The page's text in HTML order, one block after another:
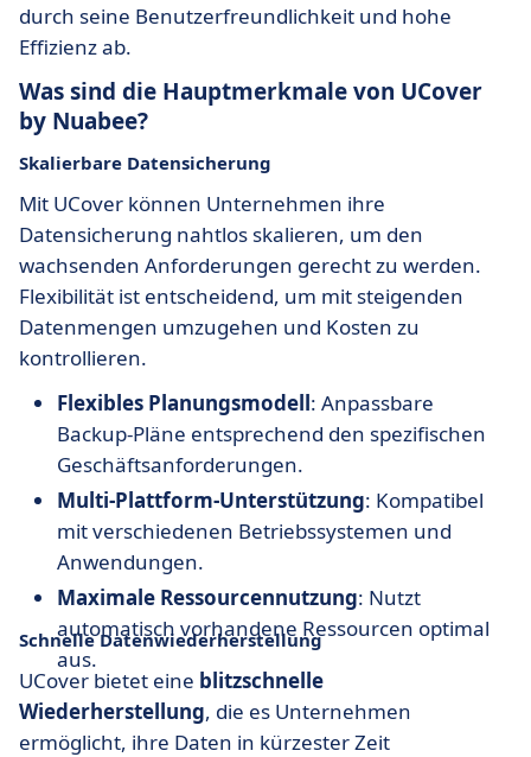
durch seine Benutzerfreundlichkeit und hohe
Effizienz ab.
Was sind die Hauptmerkmale von UCover
by Nuabee?
Skalierbare Datensicherung
Mit UCover können Unternehmen ihre
Datensicherung nahtlos skalieren, um den
wachsenden Anforderungen gerecht zu werden.
Flexibilität ist entscheidend, um mit steigenden
Datenmengen umzugehen und Kosten zu
kontrollieren.
Flexibles Planungsmodell: Anpassbare
Backup-Pläne entsprechend den spezifischen
Geschäftsanforderungen.
Multi-Plattform-Unterstützung: Kompatibel
mit verschiedenen Betriebssystemen und
Anwendungen.
Maximale Ressourcennutzung: Nutzt
automatisch vorhandene Ressourcen optimal
aus.
Schnelle Datenwiederherstellung
UCover bietet eine blitzschnelle
Wiederherstellung, die es Unternehmen
ermöglicht, ihre Daten in kürzester Zeit